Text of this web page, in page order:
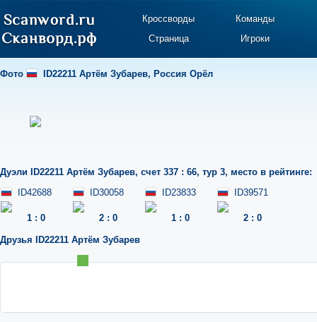
Кроссворды
Команды
Страница
Игроки
Фото ID22211 Артём Зубарев, Россия Орёл
Дуэли ID22211 Артём Зубарев, счет 337 : 66, тур 3, место в рейтинге:
ID42688
1 : 0
ID30058
2 : 0
ID23833
1 : 0
ID39571
2 : 0
Друзья ID22211 Артём Зубарев